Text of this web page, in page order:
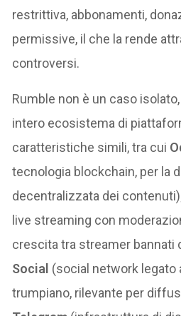
restrittiva, abbonamenti,
permissive, il che la rende
controversi.
Rumble non è un caso
intero ecosistema di
caratteristiche simili, tra cui
tecnologia blockchain, per la
decentralizzata dei
live streaming con
crescita tra streamer bannati
Social (social network legato
trumpiano, rilevante per